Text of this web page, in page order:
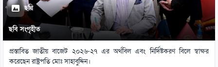
ছবি
ছবি সংগৃহীত
প্রস্তাবিত জাতীয় বাজেট ২০২৬-২৭ এর অর্থবিল এবং নির্দিষ্টকরণ বিলে স্বাক্ষর
করেছেন রাষ্ট্রপতি মোঃ সাহাবুদ্দিন।